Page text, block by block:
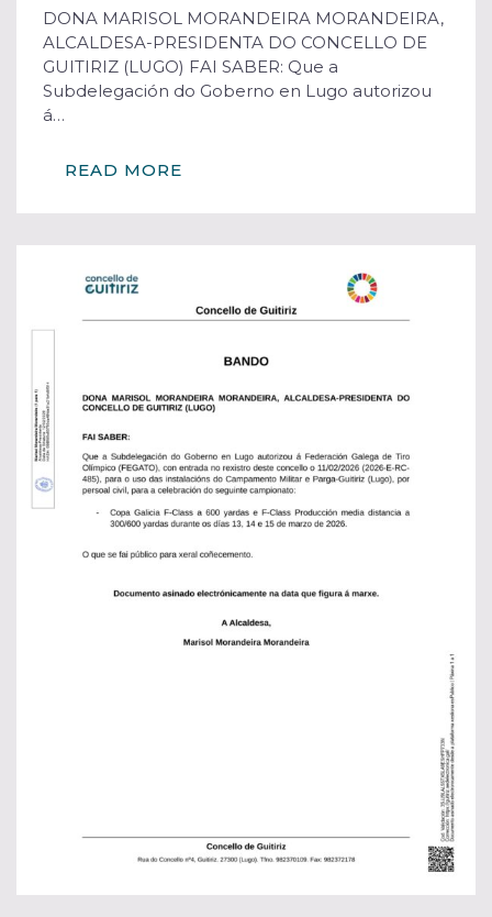
DONA MARISOL MORANDEIRA MORANDEIRA,
ALCALDESA-PRESIDENTA DO CONCELLO DE
GUITIRIZ (LUGO) FAI SABER: Que a
Subdelegación do Goberno en Lugo autorizou
á…
READ MORE